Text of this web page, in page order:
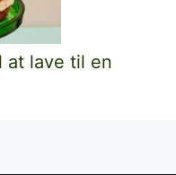
at lave til en